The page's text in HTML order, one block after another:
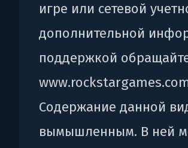
игре или сетевой
дополнительной
поддержкой
Содержание данной
вымышленным. В ней